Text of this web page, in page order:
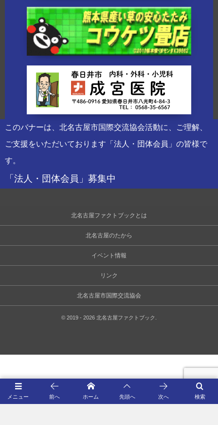
このバナーは、北名古屋市国際交流協会活動に、ご理解、
ご支援をいただいております「法人・団体会員」の皆様で
す。
「法人・団体会員」募集中
北名古屋ファクトブックとは
北名古屋のたから
イベント情報
リンク
北名古屋市国際交流協会
© 2019 - 2026 北名古屋ファクトブック
メニュー 検索
前へ ホーム 先頭へ 次へ